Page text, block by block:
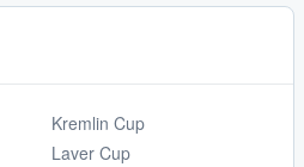
Kremlin Cup
Laver Cup